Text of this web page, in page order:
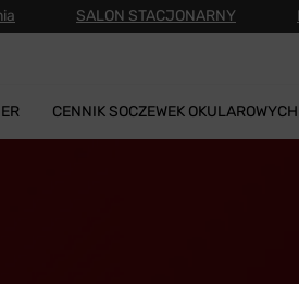
SALON STACJONARNY
CENNIK SOCZEWEK OKULAROWYCH